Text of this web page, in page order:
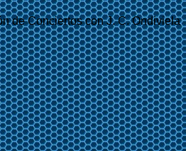
de Conciertos con J. C. Ondiviela